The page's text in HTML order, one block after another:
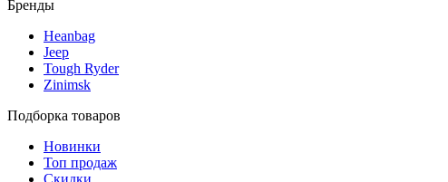
Бренды
Heanbag
Jeep
Tough Ryder
Zinimsk
Подборка товаров
Новинки
Топ продаж
Скидки